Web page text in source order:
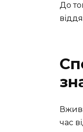
До
час